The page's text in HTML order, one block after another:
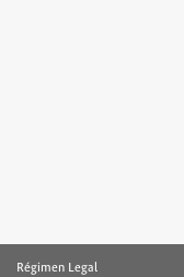
Régimen Legal